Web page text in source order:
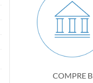
COMPRE